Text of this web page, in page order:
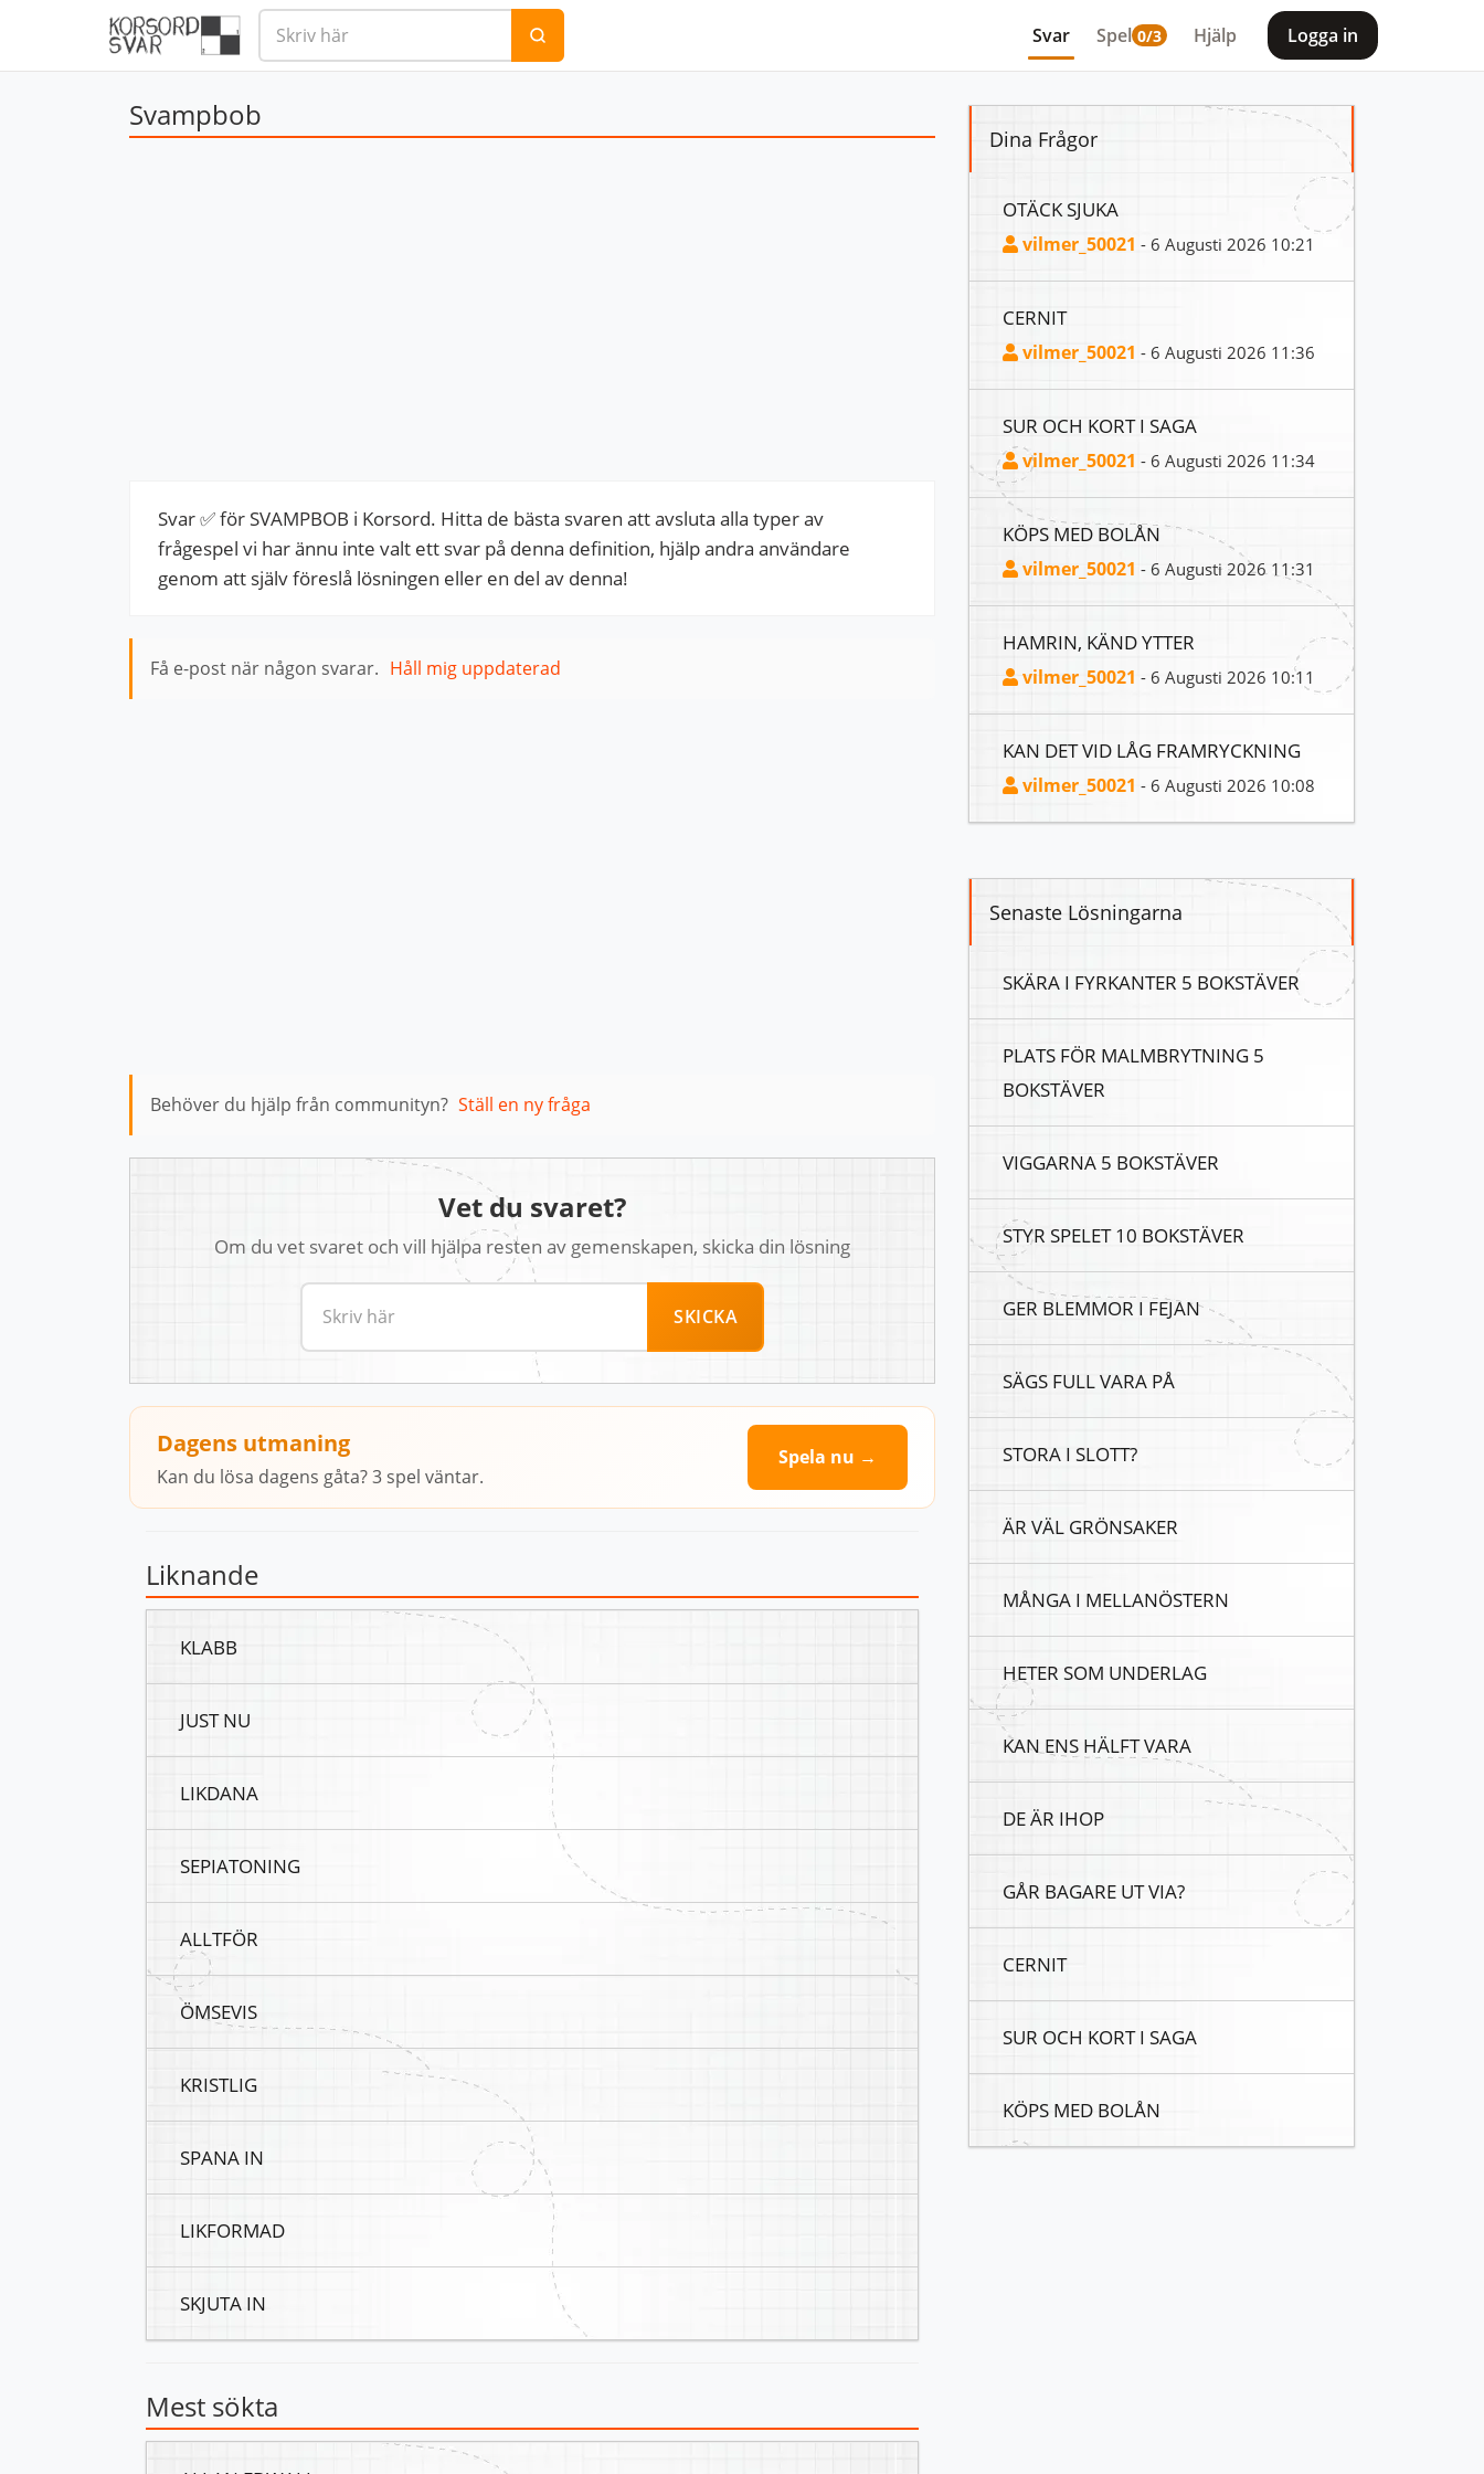
Svar Spel 0/3 Hjälp Logga in
Svampbob
Svar ✅ för SVAMPBOB i Korsord. Hitta de bästa svaren att avsluta alla typer av
frågespel vi har ännu inte valt ett svar på denna definition, hjälp andra användare
genom att själv föreslå lösningen eller en del av denna!
Få e-post när någon svarar. Håll mig uppdaterad
Behöver du hjälp från communityn? Ställ en ny fråga
Vet du svaret?
Om du vet svaret och vill hjälpa resten av gemenskapen, skicka din lösning
SKICKA
Dagens utmaning
Kan du lösa dagens gåta? 3 spel väntar.
Spela nu →
Liknande
KLABB
JUST NU
LIKDANA
SEPIATONING
ALLTFÖR
ÖMSEVIS
KRISTLIG
SPANA IN
LIKFORMAD
SKJUTA IN
Mest sökta
Dina Frågor
OTÄCK SJUKA
vilmer_50021 - 6 Augusti 2026 10:21
CERNIT
vilmer_50021 - 6 Augusti 2026 11:36
SUR OCH KORT I SAGA
vilmer_50021 - 6 Augusti 2026 11:34
KÖPS MED BOLÅN
vilmer_50021 - 6 Augusti 2026 11:31
HAMRIN, KÄND YTTER
vilmer_50021 - 6 Augusti 2026 10:11
KAN DET VID LÅG FRAMRYCKNING
vilmer_50021 - 6 Augusti 2026 10:08
Senaste Lösningarna
SKÄRA I FYRKANTER 5 BOKSTÄVER
PLATS FÖR MALMBRYTNING 5
BOKSTÄVER
VIGGARNA 5 BOKSTÄVER
STYR SPELET 10 BOKSTÄVER
GER BLEMMOR I FEJAN
SÄGS FULL VARA PÅ
STORA I SLOTT?
ÄR VÄL GRÖNSAKER
MÅNGA I MELLANÖSTERN
HETER SOM UNDERLAG
KAN ENS HÄLFT VARA
DE ÄR IHOP
GÅR BAGARE UT VIA?
CERNIT
SUR OCH KORT I SAGA
KÖPS MED BOLÅN